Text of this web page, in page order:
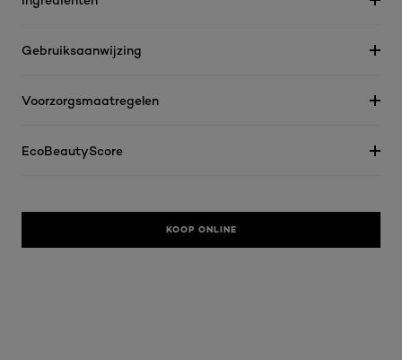
Gebruiksaanwijzing
Voorzorgsmaatregelen
EcoBeautyScore
KOOP ONLINE